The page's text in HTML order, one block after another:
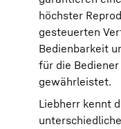
höchster
gesteuerten
Bedienbarkeit
für die
gewährleistet.
Liebherr kennt